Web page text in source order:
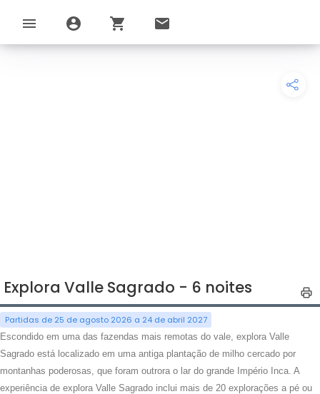
menu account_circle shopping_cart email
Explora Valle Sagrado - 6 noites
Partidas de 25 de agosto 2026 a 24 de abril 2027
Escondido em uma das fazendas mais remotas do vale, explora Valle
Sagrado está localizado em uma antiga plantação de milho cercado por
montanhas poderosas, que foram outrora o lar do grande Império Inca. A
experiência de explora Valle Sagrado inclui mais de 20 explorações a pé ou